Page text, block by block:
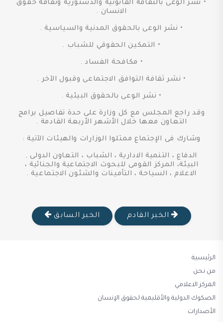
• نشر الوعى بالثقافة القانونية والدستورية وثقافة حقوق
الانسان .
• نشر الوعى بالحقوق المدنية والسياسية .
• التمكين الحقوقي للشباب .
• مكافحة الفساد .
• نشر ثقافة التوافق الاجتماعى وقبول الآخر .
• نشر الوعى بالحقوق البيئية .
وقد راجع المجلس مع كل وزارة على حدة تفاصيل برامج
التعاون معها خلال الأشهر الأربعة القادمة .
وشارك فى الإجتماع ممثلوا الوزارات والهيئات الآتية :
الدفاع ، التنمية الادارية ، الشباب ، التعاون الدولى ,
البيئة، المركز القومى للبحوث الاجتماعية والجنائية ،
الاعلام ، السياحة ، التأمينات والشئون الاجتماعية .
الخبر القادم الخبر السابق
الرئيسية
من نحن
المركز الاعلامي
الصكوك الدولية والأقليمية لحقوق الإنسان
الأصدارات